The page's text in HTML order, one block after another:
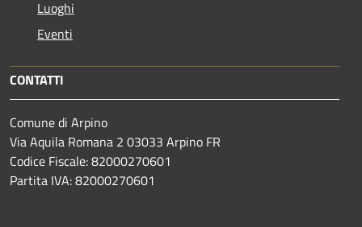
Luoghi
Eventi
CONTATTI
Comune di Arpino
Via Aquila Romana 2 03033 Arpino FR
Codice Fiscale: 82000270601
Partita IVA: 82000270601